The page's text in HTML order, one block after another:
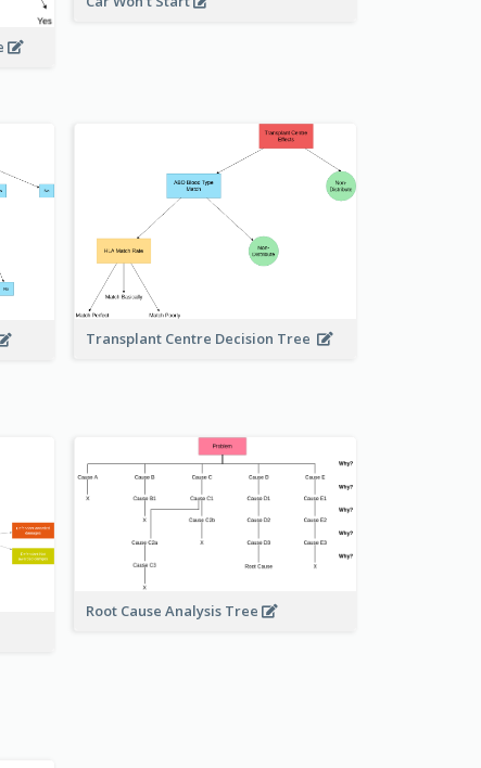
Transplant Centre Decision Tree
Root Cause Analysis Tree